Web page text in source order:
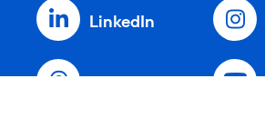
LinkedIn
Threads